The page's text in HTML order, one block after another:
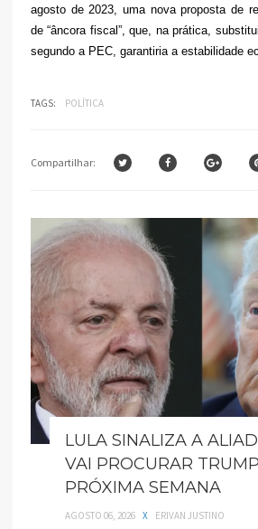
agosto de 2023, uma nova proposta de
de “âncora fiscal”, que, na prática,
segundo a PEC, garantiria a estabilidade
TAGS: POLÍTICA
Compartilhar:
LULA SINALIZA A
VAI PROCURAR
PRÓXIMA SEMANA
AGOSTO 06, 2026 X ERIVAN JUSTINO